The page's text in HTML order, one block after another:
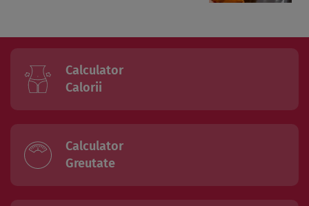
Calculator
Calorii
Calculator
Greutate